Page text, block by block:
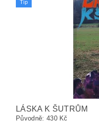
Tip
LÁSKA K ŠUTRŮM
Původně: 430 Kč